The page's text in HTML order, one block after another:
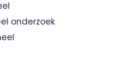
onderzoek